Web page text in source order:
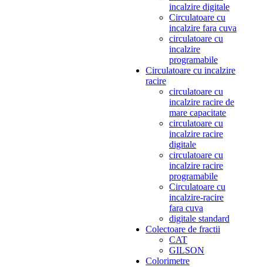
incalzire digitale
Circulatoare cu
incalzire fara cuva
circulatoare cu
incalzire
programabile
Circulatoare cu incalzire
racire
circulatoare cu
incalzire racire de
mare capacitate
circulatoare cu
incalzire racire
digitale
circulatoare cu
incalzire racire
programabile
Circulatoare cu
incalzire-racire
fara cuva
digitale standard
Colectoare de fractii
CAT
GILSON
Colorimetre